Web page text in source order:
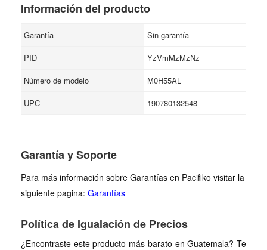
Información del producto
Garantía
Sin garantía
PID
YzVmMzMzNz
Número de modelo
M0H55AL
UPC
190780132548
Garantía y Soporte
Para más información sobre Garantías en Pacifiko visitar la
siguiente pagina: Garantías
Política de Igualación de Precios
¿Encontraste este producto más barato en Guatemala? Te